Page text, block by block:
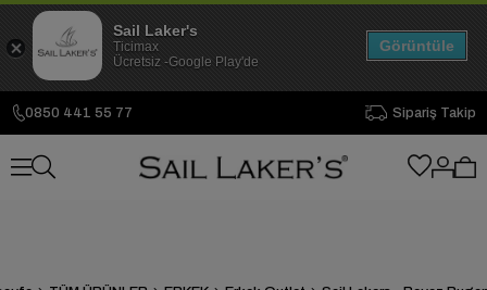
0850 441 55 77 Sipariş Takip
Sail Laker's
Ticimax
Ücretsiz -Google Play'de
Görüntüle